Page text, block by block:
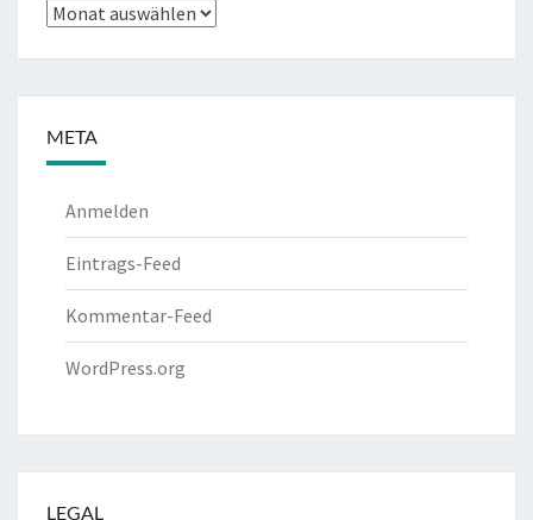
Archiv
META
Anmelden
Eintrags-Feed
Kommentar-Feed
WordPress.org
LEGAL